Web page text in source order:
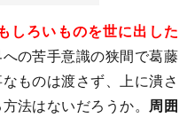
しろいものを世に出した
の苦手意識の狭間で葛藤
ものは渡さず、上に潰さ
法はないだろうか。 周囲